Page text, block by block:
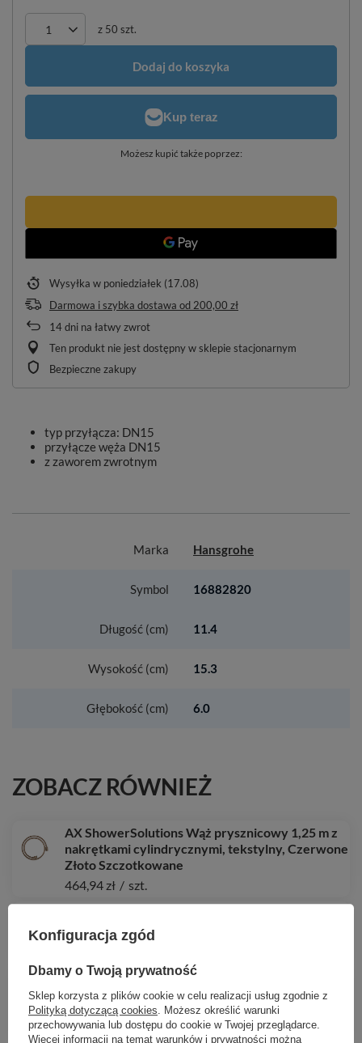
z 50 szt.
Dodaj do koszyka
Możesz kupić także poprzez:
Wysyłka w poniedziałek (17.08)
Darmowa i szybka dostawa od 200,00 zł
14dni na łatwy zwrot
Ten produkt nie jest dostępny w sklepie stacjonarnym
Bezpieczne zakupy
typ przyłącza: DN15
przyłącze węża DN15
z zaworem zwrotnym
Marka Hansgrohe
Symbol 16882820
Długość (cm) 11.4
Wysokość (cm) 15.3
Głębokość (cm) 6.0
ZOBACZ RÓWNIEŻ
AX ShowerSolutions Wąż prysznicowy 1,25 m z
nakrętkami cylindrycznymi, tekstylny, Czerwone
Złoto Szczotkowane
464,94 zł / szt.
przyłączem ściennym, Biały Matowy
HG Xilesa E Szafka pod szlifowaną umywalkę
wpuszczaną w blat/nablatową z 1 szufladą
980/550, Szary Łupek Matowy
2 517,56 zł / szt.
Konfiguracja zgód
Dbamy o Twoją prywatność
Sklep korzysta z plików cookie w celu realizacji usług zgodnie z
Polityką dotyczącą cookies. Możesz określić warunki
przechowywania lub dostępu do cookie w Twojej przeglądarce.
Więcej informacji na temat warunków i prywatności można